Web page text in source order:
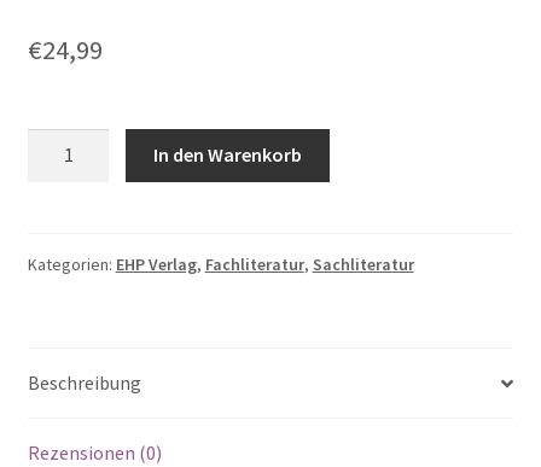
€24,99
UND
In den Warenkorb
Kategorien: EHP Verlag, Fachliteratur, Sachliteratur
Beschreibung
Rezensionen (0)